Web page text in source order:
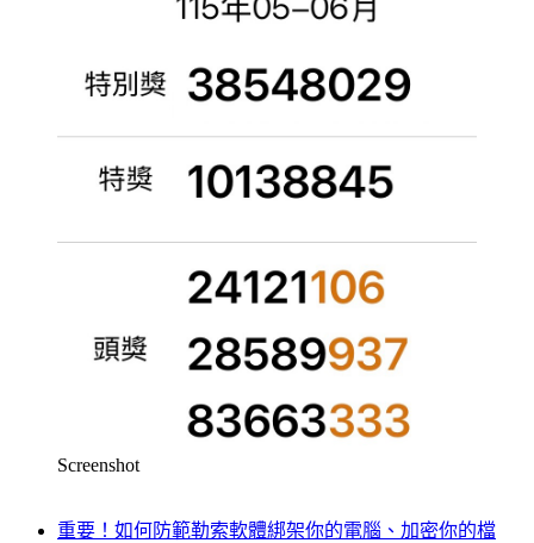
Screenshot
重要！如何防範勒索軟體綁架你的電腦、加密你的檔